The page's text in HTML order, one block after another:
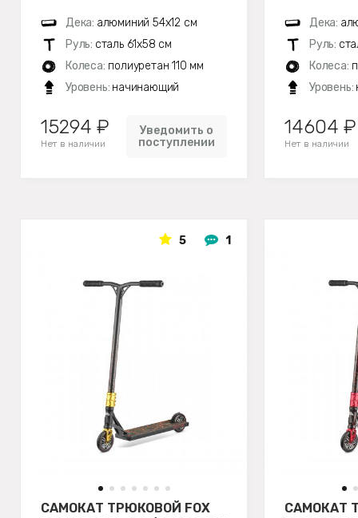
Дека: алюминий 54х12 см
Руль: сталь 61х58 см
Колеса: полиуретан 110 мм
Уровень: начинающий
15294 ₽
Нет в наличии
Уведомить о
поступлении
Дека:
Руль:
Колеса:
Уровень:
14604 ₽
Нет в наличии
5 1
САМОКАТ ТРЮКОВОЙ FOX
САМОКАТ